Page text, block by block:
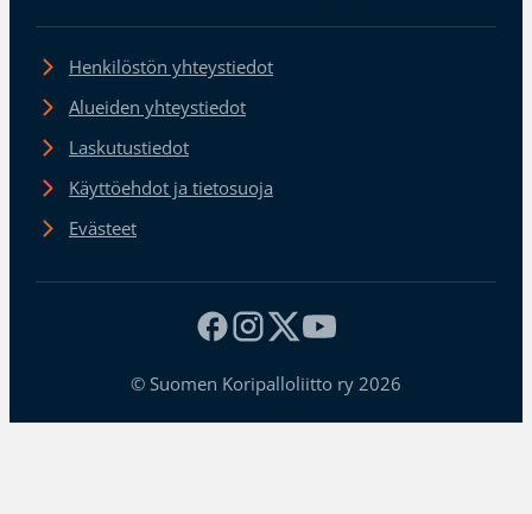
Henkilöstön yhteystiedot
Alueiden yhteystiedot
Laskutustiedot
Käyttöehdot ja tietosuoja
Evästeet
© Suomen Koripalloliitto ry 2026